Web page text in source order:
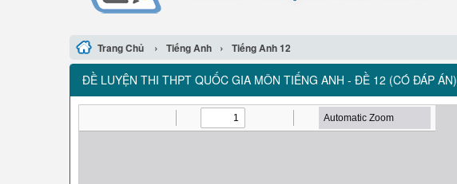
Trang Chủ › Tiếng Anh › Tiếng Anh 12
ĐỀ LUYỆN THI THPT QUỐC GIA MÔN TIẾNG ANH - ĐỀ 12 (CÓ ĐÁP ÁN)